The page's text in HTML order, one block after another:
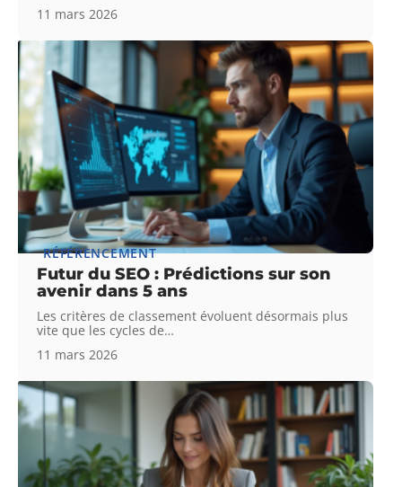
11 mars 2026
RÉFÉRENCEMENT
Futur du SEO : Prédictions sur son
avenir dans 5 ans
Les critères de classement évoluent désormais plus
vite que les cycles de…
11 mars 2026